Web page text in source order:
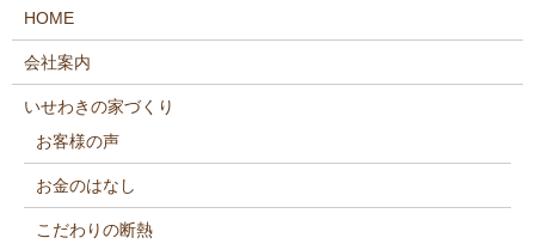
HOME
会社案内
いせわきの家づくり
お客様の声
お金のはなし
こだわりの断熱